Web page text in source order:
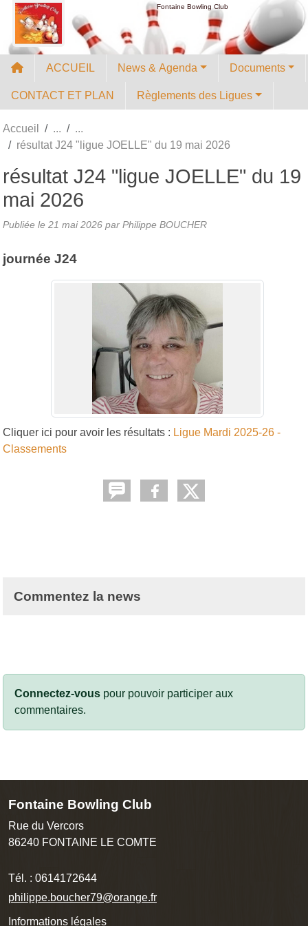
Fontaine Bowling Club
ACCUEIL News & Agenda Documents
CONTACT ET PLAN Règlements des Ligues
Accueil
résultat J24 "ligue JOELLE" du 19 mai 2026
résultat J24 "ligue JOELLE" du 19
mai 2026
Publiée le 21 mai 2026 par Philippe BOUCHER
journée J24
Cliquer ici pour avoir les résultats : Ligue Mardi 2025-26 -
Classements
Commentez la news
Connectez-vous pour pouvoir participer aux
commentaires.
Fontaine Bowling Club
Rue du Vercors
86240 FONTAINE LE COMTE
Tél. : 0614172644
philippe.boucher79@orange.fr
Informations légales
Panneau de gestion des cookies